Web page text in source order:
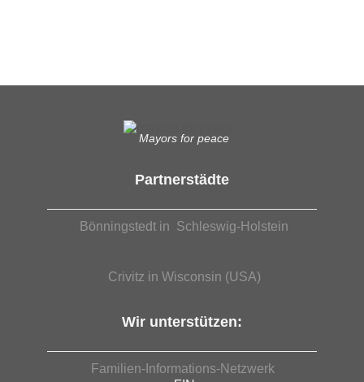
Mayors for peace
Partnerstädte
Bönningstedt in Schleswig-Holstein
Crivitz in Wisconsin (USA)
Wir unterstützen:
Familien-Informations-Netzwerk